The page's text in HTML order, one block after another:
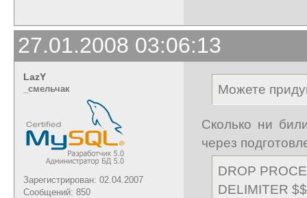
27.01.2008 03:06:13
LazY
_cмельчак
Зарегистрирован: 02.04.2007
Сообщений: 850
Можете
Сколько ни
через
DROP
DELIMITER $$